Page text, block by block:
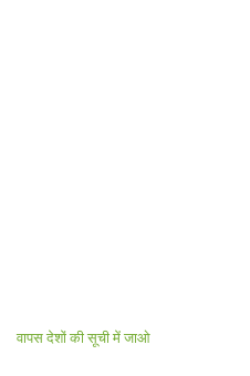
वापस देशों की सूची में जाओ